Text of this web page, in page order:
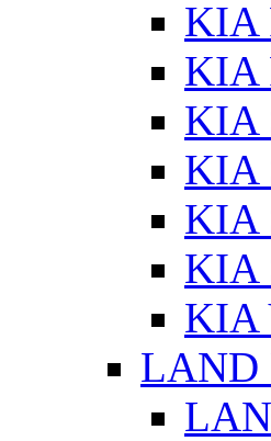
KIA
KIA
KIA
KIA
KIA
KIA
KIA
LAND